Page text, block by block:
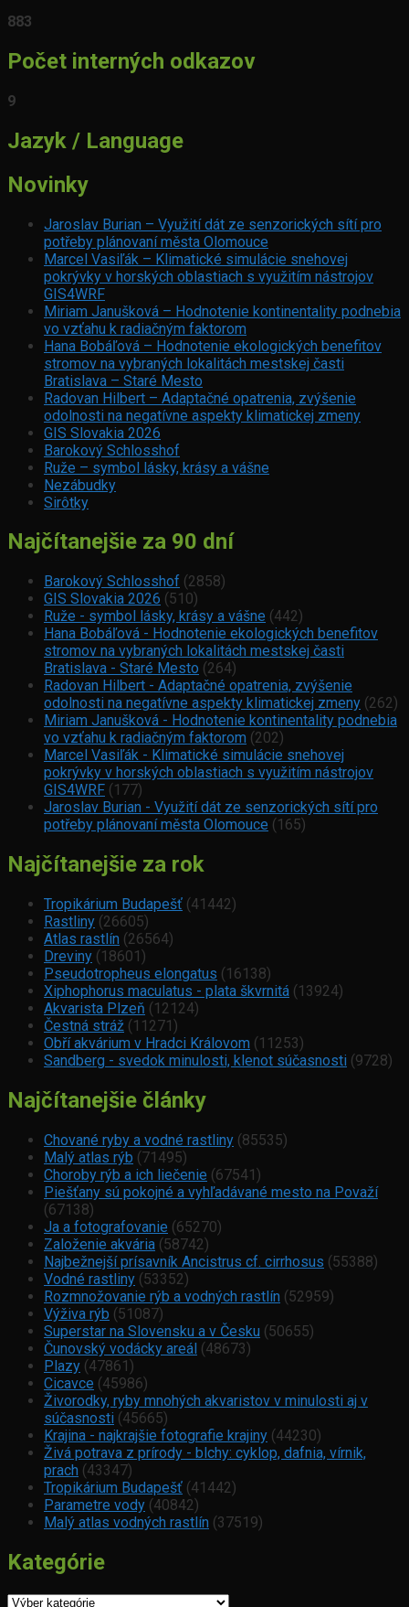
883
Počet interných odkazov
9
Jazyk / Language
Novinky
Jaroslav Burian – Využití dát ze senzorických sítí pro
potřeby plánovaní města Olomouce
Marcel Vasiľák – Klimatické simulácie snehovej
pokrývky v horských oblastiach s využitím nástrojov
GIS4WRF
Miriam Janušková – Hodnotenie kontinentality podnebia
vo vzťahu k radiačným faktorom
Hana Bobáľová – Hodnotenie ekologických benefitov
stromov na vybraných lokalitách mestskej časti
Bratislava – Staré Mesto
Radovan Hilbert – Adaptačné opatrenia, zvýšenie
odolnosti na negatívne aspekty klimatickej zmeny
GIS Slovakia 2026
Barokový Schlosshof
Ruže – symbol lásky, krásy a vášne
Nezábudky
Sirôtky
Najčítanejšie za 90 dní
Barokový Schlosshof (2858)
GIS Slovakia 2026 (510)
Ruže - symbol lásky, krásy a vášne (442)
Hana Bobáľová - Hodnotenie ekologických benefitov
stromov na vybraných lokalitách mestskej časti
Bratislava - Staré Mesto (264)
Radovan Hilbert - Adaptačné opatrenia, zvýšenie
odolnosti na negatívne aspekty klimatickej zmeny (262)
Miriam Janušková - Hodnotenie kontinentality podnebia
vo vzťahu k radiačným faktorom (202)
Marcel Vasiľák - Klimatické simulácie snehovej
pokrývky v horských oblastiach s využitím nástrojov
GIS4WRF (177)
Jaroslav Burian - Využití dát ze senzorických sítí pro
potřeby plánovaní města Olomouce (165)
Najčítanejšie za rok
Tropikárium Budapešť (41442)
Rastliny (26605)
Atlas rastlín (26564)
Dreviny (18601)
Pseudotropheus elongatus (16138)
Xiphophorus maculatus - plata škvrnitá (13924)
Akvarista Plzeň (12124)
Čestná stráž (11271)
Obří akvárium v Hradci Královom (11253)
Sandberg - svedok minulosti, klenot súčasnosti (9728)
Najčítanejšie články
Chované ryby a vodné rastliny (85535)
Malý atlas rýb (71495)
Choroby rýb a ich liečenie (67541)
Piešťany sú pokojné a vyhľadávané mesto na Považí
(67138)
Ja a fotografovanie (65270)
Založenie akvária (58742)
Najbežnejší prísavník Ancistrus cf. cirrhosus (55388)
Vodné rastliny (53352)
Rozmnožovanie rýb a vodných rastlín (52959)
Výživa rýb (51087)
Superstar na Slovensku a v Česku (50655)
Čunovský vodácky areál (48673)
Plazy (47861)
Cicavce (45986)
Živorodky, ryby mnohých akvaristov v minulosti aj v
súčasnosti (45665)
Krajina - najkrajšie fotografie krajiny (44230)
Živá potrava z prírody - blchy: cyklop, dafnia, vírnik,
prach (43347)
Tropikárium Budapešť (41442)
Parametre vody (40842)
Malý atlas vodných rastlín (37519)
Kategórie
Kategórie